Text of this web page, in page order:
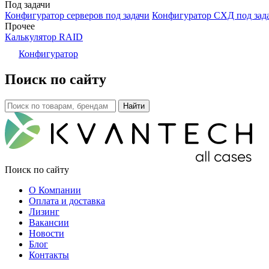
Под задачи
Конфигуратор серверов под задачи Конфигуратор СХД под
Прочее
Калькулятор RAID
Конфигуратор
Поиск по сайту
Поиск по сайту
О Компании
Оплата и доставка
Лизинг
Вакансии
Новости
Блог
Контакты